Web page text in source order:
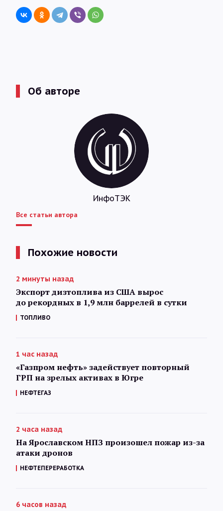
Об авторе
ИнфоТЭК
Все статьи автора
Похожие новости
2 минуты назад
Экспорт дизтоплива из США вырос
до рекордных в 1,9 млн баррелей в сутки
ТОПЛИВО
1 час назад
«Газпром нефть» задействует повторный
ГРП на зрелых активах в Югре
НЕФТЕГАЗ
2 часа назад
На Ярославском НПЗ произошел пожар из-за
атаки дронов
НЕФТЕПЕРЕРАБОТКА
6 часов назад